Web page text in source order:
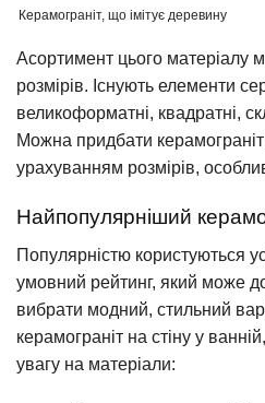
Керамограніт, що імітує деревину
Асортимент цього матеріалу
розмірів. Існують елементи
великоформатні, квадратні,
Можна придбати керамограніт
урахуванням розмірів,
Найпопулярніший
Популярністю користуються
умовний рейтинг, який може
вибрати модний, стильний
керамограніт на стіну у
увагу на матеріали: